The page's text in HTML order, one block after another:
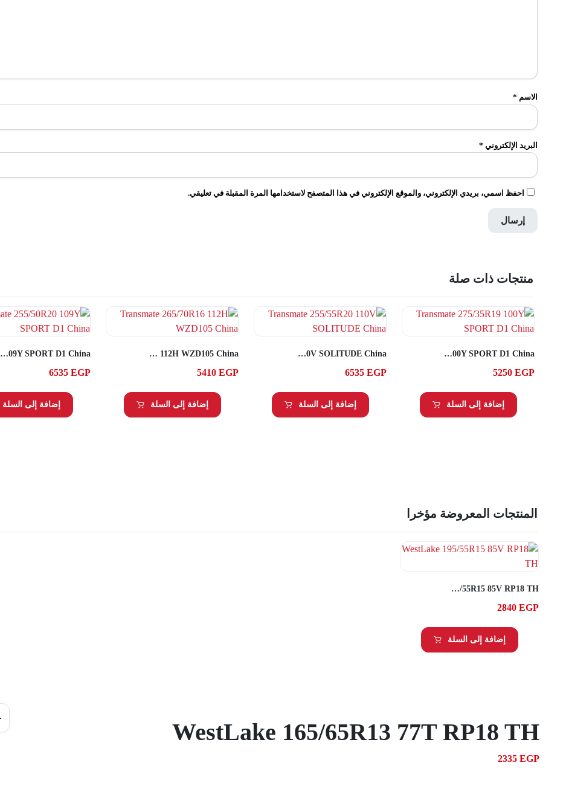
الاسم *
البريد الإلكتروني *
احفظ اسمي، بريدي الإلكتروني، والموقع الإلكتروني في هذا المتصفح لاستخدامها المرة المقبلة في تعليقي.
منتجات ذات صلة
Transmate 275/35R19 100Y SPORT D1 China
5250EGP
إضافة إلى السلة
Transmate 255/55R20 110V SOLITUDE China
6535EGP
إضافة إلى السلة
Transmate 265/70R16 112H WZD105 China
5410EGP
إضافة إلى السلة
Transmate 255/50R20 109Y SPORT D1 China
6535EGP
إضافة إلى السلة
المنتجات المعروضة مؤخرا
WestLake 195/55R15 85V RP18 TH
2840EGP
إضافة إلى السلة
WestLake 165/65R13 77T RP18 TH
2335 EGP